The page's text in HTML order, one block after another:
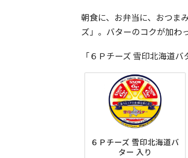
朝食に、お弁当に、おつま
ズ」。バターのコクが加わ
「６Ｐチーズ 雪印北海道
６Ｐチーズ 雪印北海道バ
ター 入り